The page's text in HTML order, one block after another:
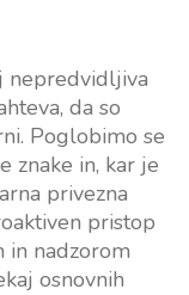
nepredvidljiva
da so
Poglobimo se
znake in, kar je
privezna
pristop
in nadzorom
osnovnih